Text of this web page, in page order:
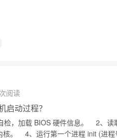
阅读
启动过程？
，加载 BIOS 硬件信息。 2、读
核。 4、运行第一个进程 init (进